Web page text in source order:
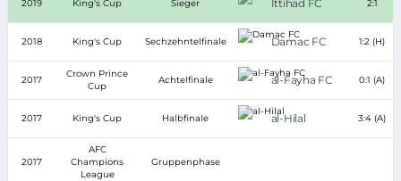
2019 King's Cup Sieger Ittihad FC 2:1
2018 King's Cup Sechzehntelfinale Damac FC 1:2 (H)
2017
Crown Prince
Cup
Achtelfinale al-Fayha FC 0:1 (A)
2017 King's Cup Halbfinale al-Hilal 3:4 (A)
2017
AFC
Champions
League
Gruppenphase